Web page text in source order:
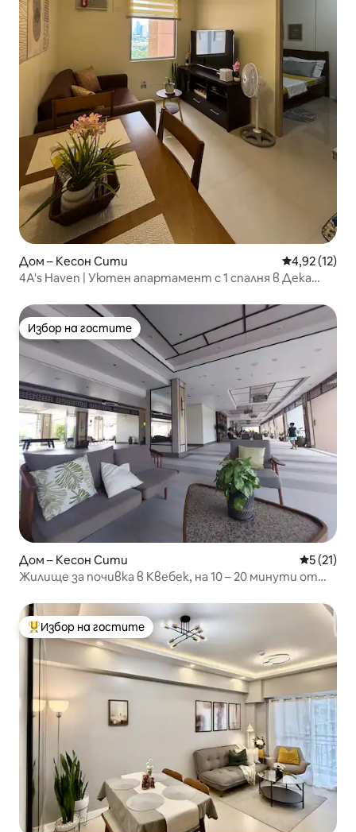
Дом – Кесон Сити Средна
4,92 (12)
4A's Haven | Уютен апартамент с 1 спалня в Дека
Избор на гостите
Избор на гостите
Дом – Кесон Сити Средна
5 (21)
Жилище за почивка в Квебек, на 10 – 20 минути от
Най-популярен избор на гостите
Избор на гостите